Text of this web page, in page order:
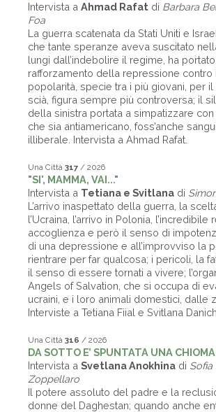
Intervista a Ahmad Rafat di Barbara
Foa
La guerra scatenata da Stati Uniti e
che tante speranze aveva suscitato
lungi dall’indebolire il regime, ha
rafforzamento della repressione contro
popolarità, specie tra i più giovani, per
scià, figura sempre più controversa; il
della sinistra portata a simpatizzare
che sia antiamericano, foss’anche
illiberale. Intervista a Ahmad Rafat.
Una Città 317 / 2026
"SI', MAMMA, VAI..."
Intervista a Tetiana e Svitlana di
L’arrivo inaspettato della guerra, la
l’Ucraina, l’arrivo in Polonia, l’incredibile
accoglienza e però il senso di
di una depressione e all’improvviso la
rientrare per far qualcosa; i pericoli, la
il senso di essere tornati a vivere;
Angels of Salvation, che si occupa di
ucraini, e i loro animali domestici, dalle
Interviste a Tetiana Fiial e Svitlana
Una Città 316 / 2026
DA SOTTO E’ SPUNTATA UNA
Intervista a Svetlana Anokhina di Sofia
Zoppellaro
Il potere assoluto del padre e la
donne del Daghestan; quando anche